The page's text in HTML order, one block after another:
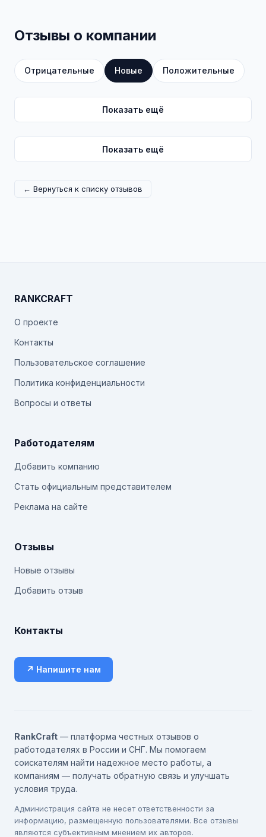
Отзывы о компании
Отрицательные Новые Положительные
Показать ещё
Показать ещё
← Вернуться к списку отзывов
RANKCRAFT
О проекте
Контакты
Пользовательское соглашение
Политика конфиденциальности
Вопросы и ответы
Работодателям
Добавить компанию
Стать официальным представителем
Реклама на сайте
Отзывы
Новые отзывы
Добавить отзыв
Контакты
↗ Напишите нам
RankCraft — платформа честных отзывов о
работодателях в России и СНГ. Мы помогаем
соискателям найти надежное место работы, а
компаниям — получать обратную связь и улучшать
условия труда.
Администрация сайта не несет ответственности за
информацию, размещенную пользователями. Все отзывы
являются субъективным мнением их авторов.